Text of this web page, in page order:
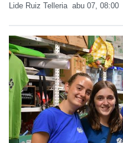
Lide Ruiz Telleria abu 07, 08:00